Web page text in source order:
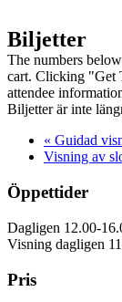
Biljetter
The numbers
cart. Clicking "Get
attendee
Biljetter är inte
« Guidad
Visning av
Öppettider
Dagligen 12.00-
Visning dagligen
Pris